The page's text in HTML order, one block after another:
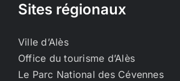
Sites régionaux
Ville d’Alès
Office du tourisme d’Alès
Le Parc National des Cévennes